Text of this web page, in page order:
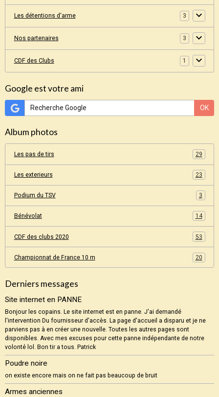
Les détentions d'arme 3
Nos partenaires 3
CDF des Clubs 1
Google est votre ami
OK
Album photos
Les pas de tirs 29
Les exterieurs 23
Podium du TSV 3
Bénévolat 14
CDF des clubs 2020 53
Championnat de France 10 m 20
Derniers messages
Site internet en PANNE
Bonjour les copains. Le site internet est en panne. J'ai demandé
l'intervention Du fournisseur d'accès. La page d'accueil a disparu et je ne
parviens pas à en créer une nouvelle. Toutes les autres pages sont
disponibles. Avec mes excuses pour cette panne indépendante de notre
volonté lol. Bon tir a tous. Patrick
Poudre noire
on existe encore mais on ne fait pas beaucoup de bruit
Armes anciennes